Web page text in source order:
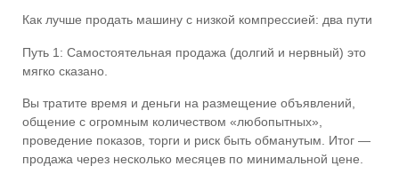
Как лучше продать машину с низкой компрессией: два пути
Путь 1: Самостоятельная продажа (долгий и нервный) это
мягко сказано.
Вы тратите время и деньги на размещение объявлений,
общение с огромным количеством «любопытных»,
проведение показов, торги и риск быть обманутым. Итог —
продажа через несколько месяцев по минимальной цене.